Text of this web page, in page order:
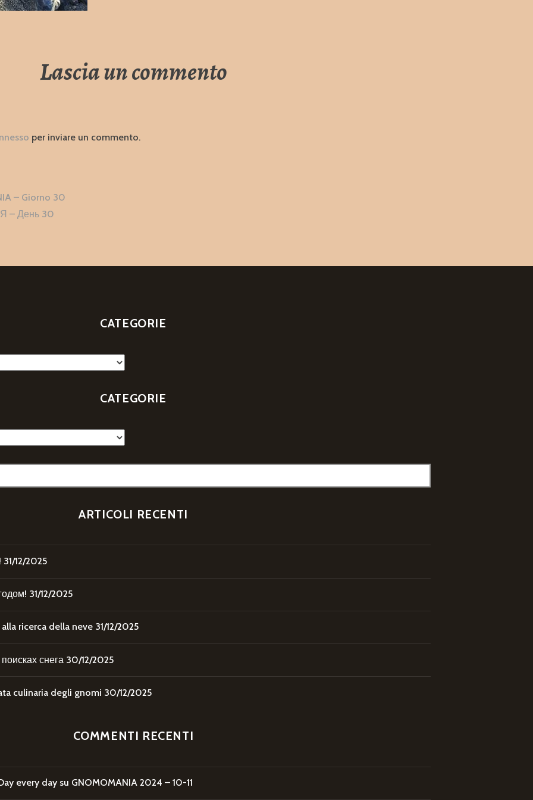
Lascia un commento
per inviare un commento.
– Giorno 30
– День 30
CATEGORIE
CATEGORIE
ARTICOLI RECENTI
31/12/2025
31/12/2025
ricerca della neve 31/12/2025
снега 30/12/2025
culinaria degli gnomi 30/12/2025
COMMENTI RECENTI
every day su GNOMOMANIA 2024 – 10-11